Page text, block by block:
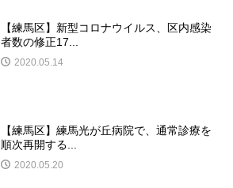
【練馬区】新型コロナウイルス、区内感染
者数の修正17...
2020.05.14
【練馬区】練馬光が丘病院で、通常診療を
順次再開する...
2020.05.20